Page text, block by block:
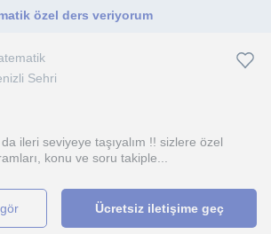
özel ders veriyorum
Sehri
ileri seviyeye taşıyalım !! sizlere özel
konu ve soru takiple...
gör Ücretsiz iletişime geç